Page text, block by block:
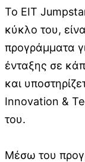
Το EIT
κύκλο του,
προγράμματα
ένταξης σε
και
Innovation &
του.
Μέσω του